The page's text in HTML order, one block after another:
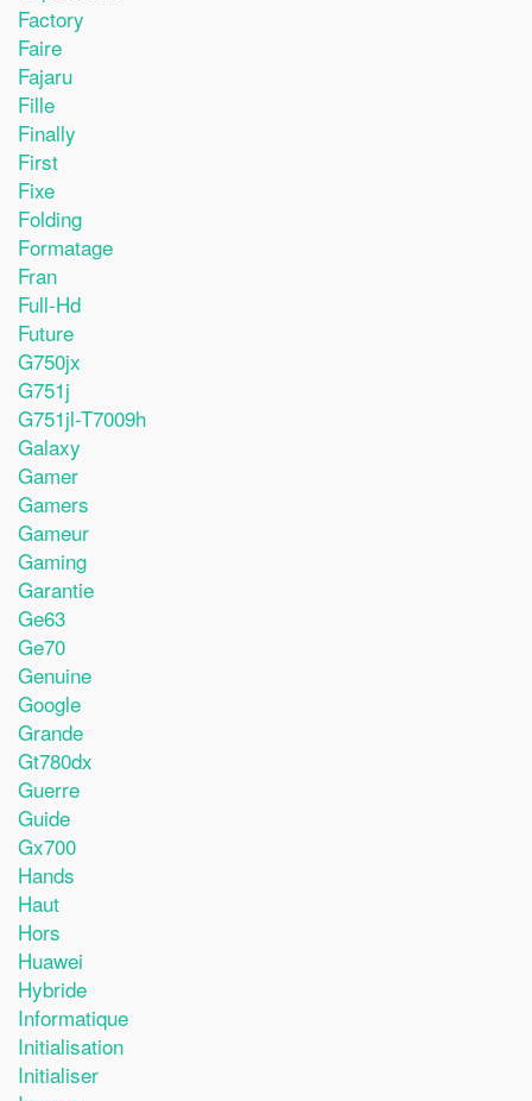
Factory
Faire
Fajaru
Fille
Finally
First
Fixe
Folding
Formatage
Fran
Full-Hd
Future
G750jx
G751j
G751jl-T7009h
Galaxy
Gamer
Gamers
Gameur
Gaming
Garantie
Ge63
Ge70
Genuine
Google
Grande
Gt780dx
Guerre
Guide
Gx700
Hands
Haut
Hors
Huawei
Hybride
Informatique
Initialisation
Initialiser